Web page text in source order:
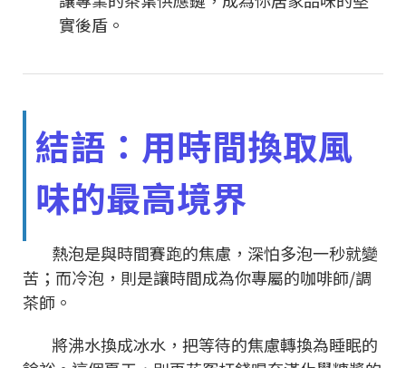
實後盾。
結語：用時間換取風
味的最高境界
熱泡是與時間賽跑的焦慮，深怕多泡一秒就變
苦；而冷泡，則是讓時間成為你專屬的咖啡師/調
茶師。
將沸水換成冰水，把等待的焦慮轉換為睡眠的